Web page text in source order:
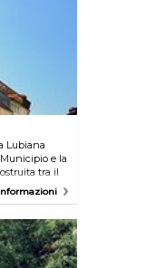
Lubiana
e la
tra il
Robba. Il
ultimi
effettuati